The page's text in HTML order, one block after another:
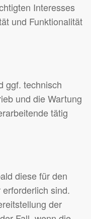
Interesses
und Funktionalität
ggf. technisch
und die Wartung
tätig
diese für den
sind.
der